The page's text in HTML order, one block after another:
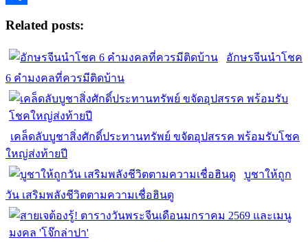
Related posts:
อักษรจีนนำโชค
6 คำมงคลที่ควรมีติดบ้าน
เคล็ดลับบูชาสิ่งศักดิ์ประทานทรัพย์ ขจัดอุปสรรค พร้อมรับโชค
ใหญ่ส่งท้ายปี
บูชาให้ถูก
วัน เสริมพลังชีวิตตามความเชื่อฮินดู